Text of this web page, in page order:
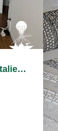
Nantes Résidence Sénior Les Castalies T2 à louer